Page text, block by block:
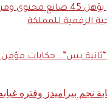
مؤمن الجندي يؤهل 45
الرقمية للمملكة
“ثانية بس”.. حكايات